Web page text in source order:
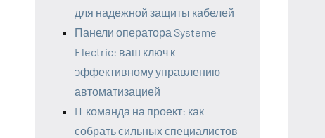
для надежной защиты кабелей
Панели оператора Systeme
Electric: ваш ключ к
эффективному управлению
автоматизацией
IT команда на проект: как
собрать сильных специалистов